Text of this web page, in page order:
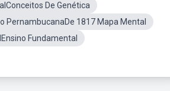
De Genética
PernambucanaDe 1817 Mapa Mental
Fundamental